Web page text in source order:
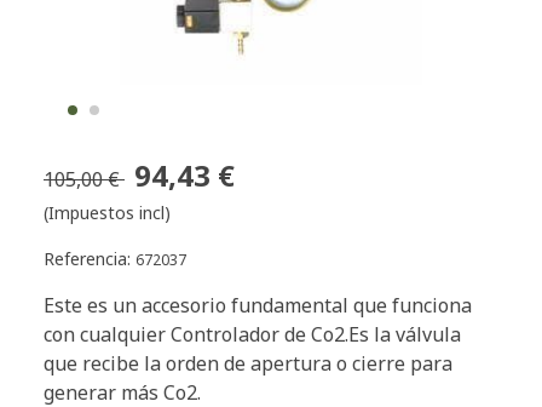
105,00 € 94,43 €
(Impuestos incl)
Referencia: 672037
Este es un accesorio fundamental que funciona
con cualquier Controlador de Co2.Es la válvula
que recibe la orden de apertura o cierre para
generar más Co2.